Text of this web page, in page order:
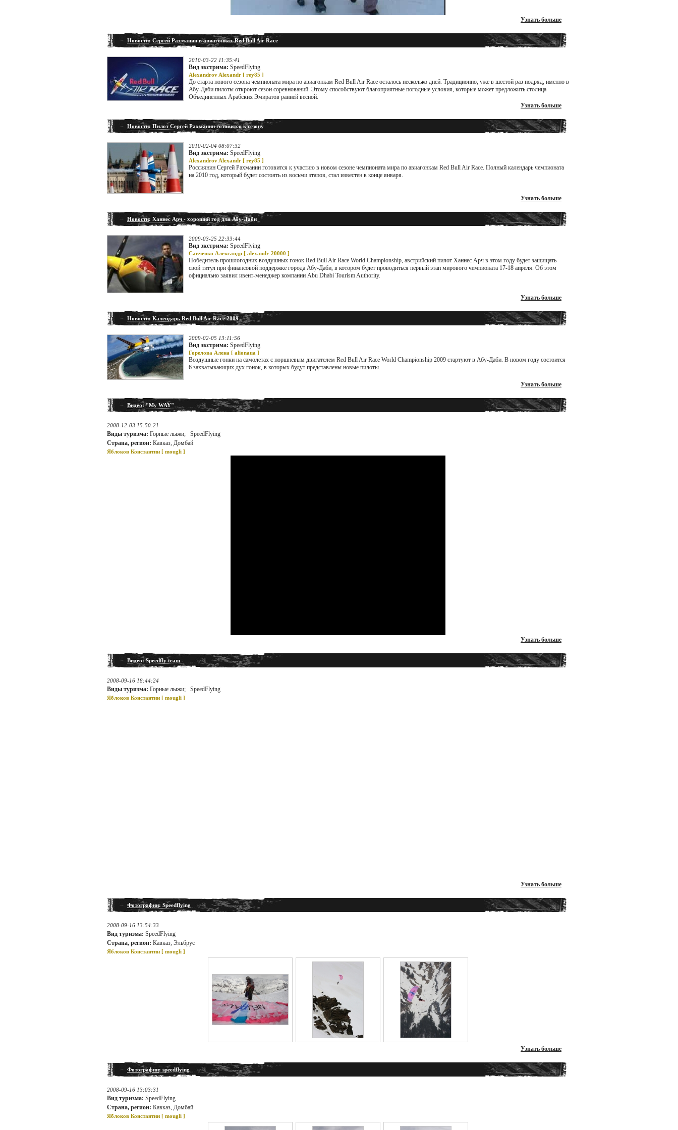
Узнать больше
Новости: Сергей Рахманин в авиагонках Red Bull Air Race
2010-03-22 11:35:41
Вид экстрима: SpeedFlying
Alexandrov Alexandr [ rey85 ]
До старта нового сезона чемпионата мира по авиагонкам Red Bull Air Race осталось несколько дней. Традиционно, уже в шестой раз подряд, именно в
Абу-Даби пилоты откроют сезон соревнований. Этому способствуют благоприятные погодные условия, которые может предложить столица
Объединенных Арабских Эмиратов ранней весной.
Узнать больше
Новости: Пилот Сергей Рахманин готовится к сезону
2010-02-04 08:07:32
Вид экстрима: SpeedFlying
Alexandrov Alexandr [ rey85 ]
Россиянин Сергей Рахманин готовится к участию в новом сезоне чемпионата мира по авиагонкам Red Bull Air Race. Полный календарь чемпионата
на 2010 год, который будет состоять из восьми этапов, стал известен в конце января.
Узнать больше
Новости: Ханнес Арч - хороший год для Абу-Даби
2009-03-25 22:33:44
Вид экстрима: SpeedFlying
Савченко Александр [ alexandr-20000 ]
Победитель прошлогодних воздушных гонок Red Bull Air Race World Championship, австрийский пилот Ханнес Арч в этом году будет защищать
свой титул при финансовой поддержке города Абу-Даби, в котором будет проводиться первый этап мирового чемпионата 17-18 апреля. Об этом
официально заявил ивент-менеджер компании Abu Dhabi Tourism Authority.
Узнать больше
Новости: Календарь Red Bull Air Race 2009
2009-02-05 13:11:56
Вид экстрима: SpeedFlying
Горелова Алена [ alionaua ]
Воздушные гонки на самолетах с поршневым двигателем Red Bull Air Race World Championship 2009 стартуют в Абу-Даби. В новом году состоится
6 захватывающих дух гонок, в которых будут представлены новые пилоты.
Узнать больше
Видео: "My WAY"
2008-12-03 15:50:21
Виды туризма: Горные лыжи; SpeedFlying
Страна, регион: Кавказ, Домбай
Яблоков Константин [ mougli ]
Узнать больше
Видео: Speedfly team
2008-09-16 18:44:24
Виды туризма: Горные лыжи; SpeedFlying
Яблоков Константин [ mougli ]
Узнать больше
Фотографии: Speedflying
2008-09-16 13:54:33
Вид туризма: SpeedFlying
Страна, регион: Кавказ, Эльбрус
Яблоков Константин [ mougli ]
Узнать больше
Фотографии: speedflying
2008-09-16 13:03:31
Вид туризма: SpeedFlying
Страна, регион: Кавказ, Домбай
Яблоков Константин [ mougli ]